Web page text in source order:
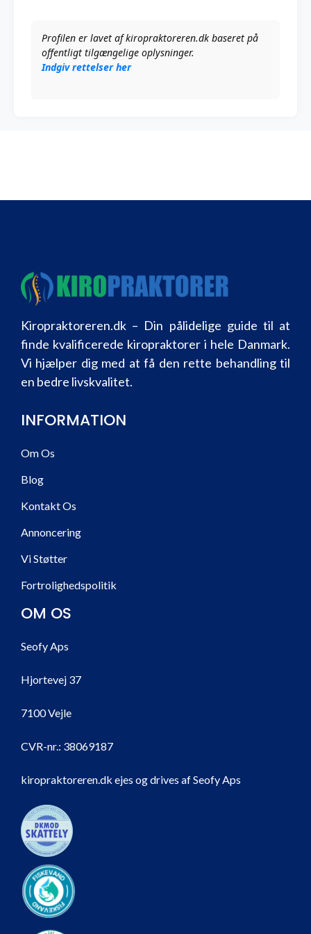
Profilen er lavet af kiropraktoreren.dk baseret på
offentligt tilgængelige oplysninger.
Indgiv rettelser her
Kiropraktoreren.dk – Din pålidelige guide til at
finde kvalificerede kiropraktorer i hele Danmark.
Vi hjælper dig med at få den rette behandling til
en bedre livskvalitet.
INFORMATION
Om Os
Blog
Kontakt Os
Annoncering
Vi Støtter
Fortrolighedspolitik
OM OS
Seofy Aps
Hjortevej 37
7100 Vejle
CVR-nr.: 38069187
kiropraktoreren.dk ejes og drives af Seofy Aps